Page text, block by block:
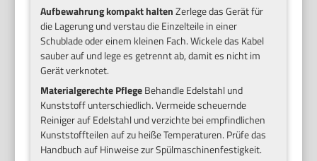
Aufbewahrung kompakt haltenZerlege das Gerät für
die Lagerung und verstau die Einzelteile in einer
Schublade oder einem kleinen Fach. Wickele das Kabel
sauber auf und lege es getrennt ab, damit es nicht im
Gerät verknotet.
Materialgerechte PflegeBehandle Edelstahl und
Kunststoff unterschiedlich. Vermeide scheuernde
Reiniger auf Edelstahl und verzichte bei empfindlichen
Kunststoffteilen auf zu heiße Temperaturen. Prüfe das
Handbuch auf Hinweise zur Spülmaschinenfestigkeit.